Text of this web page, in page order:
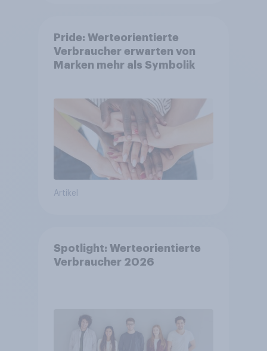
Pride: Werteorientierte
Verbraucher erwarten von
Marken mehr als Symbolik
Artikel
Spotlight: Werteorientierte
Verbraucher 2026